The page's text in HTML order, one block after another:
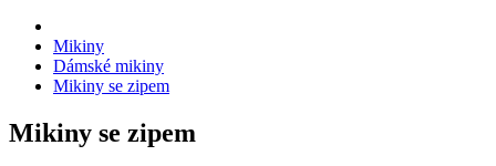
Mikiny
Dámské mikiny
Mikiny se zipem
Mikiny se zipem